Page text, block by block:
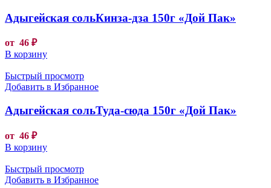
Адыгейская сольКинза-дза 150г «Дой Пак»
от 46 ₽
В корзину
Быстрый просмотр
Добавить в Избранное
Адыгейская сольТуда-сюда 150г «Дой Пак»
от 46 ₽
В корзину
Быстрый просмотр
Добавить в Избранное